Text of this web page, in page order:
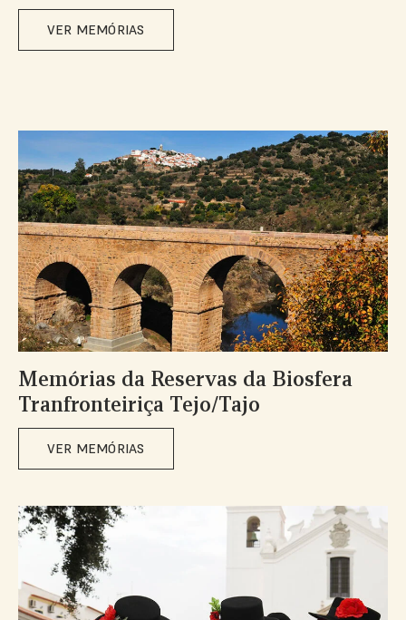
VER MEMÓRIAS
Memórias da Reservas da Biosfera
Tranfronteiriça Tejo/Tajo
VER MEMÓRIAS